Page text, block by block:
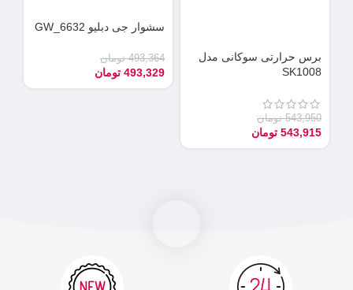
برس حرارتی سوکانی مدل
SK1008
543,950 تومان
543,915 تومان
سشوار جی دبلیو GW_6632
493,364 تومان
493,329 تومان